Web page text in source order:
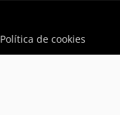
Política de cookies